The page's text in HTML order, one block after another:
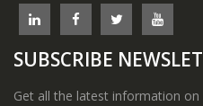
SUBSCRIBE
Get all the latest information